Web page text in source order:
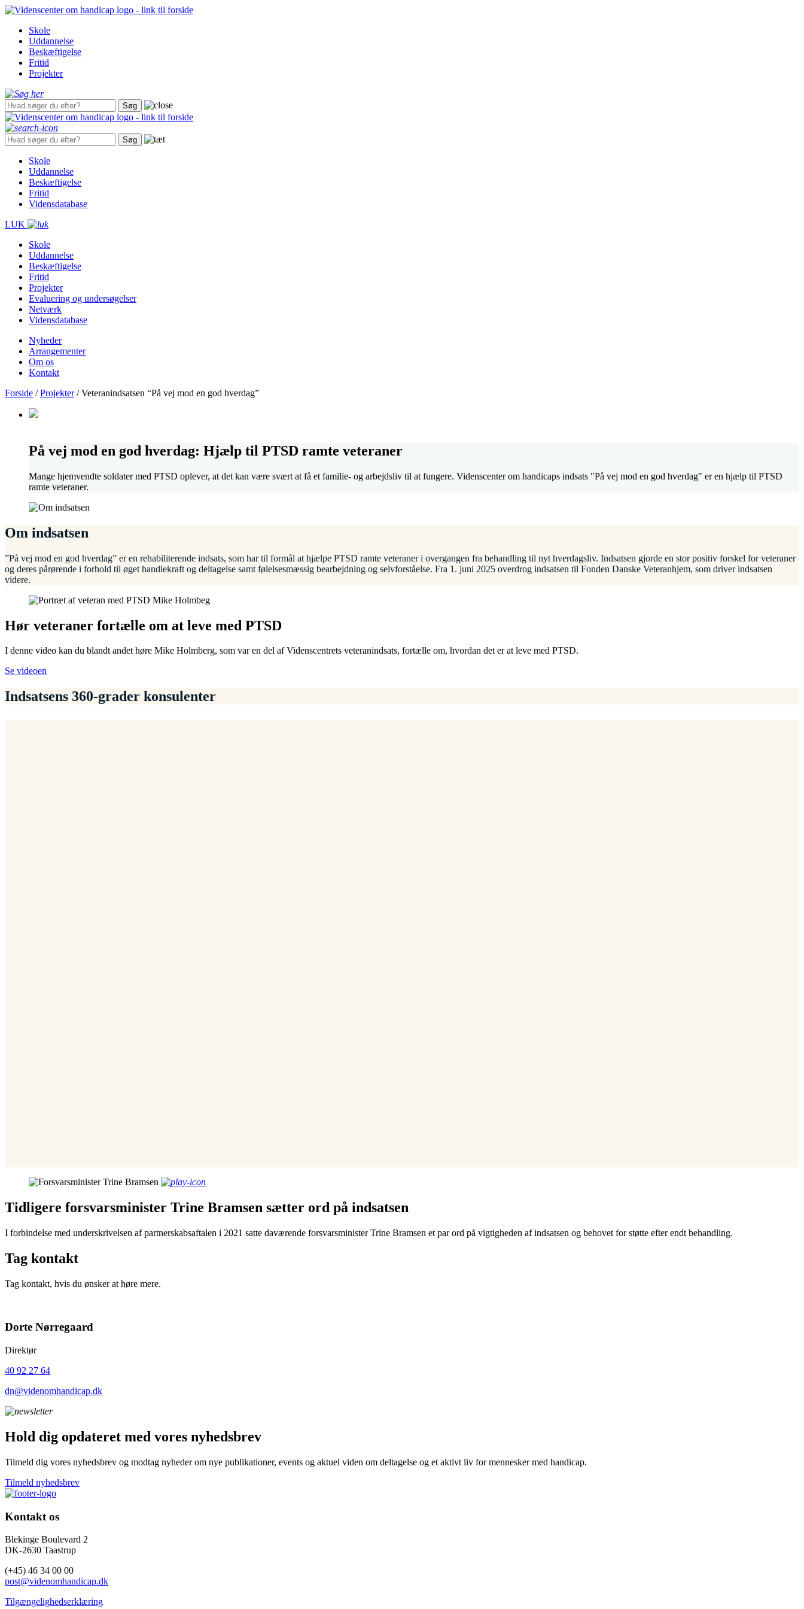
Gå
hovedindhold
Skole
Uddannelse
Beskæftigelse
Fritid
Projekter
Skole
Uddannelse
Beskæftigelse
Fritid
Vidensdatabase
LUK
Skole
Uddannelse
Beskæftigelse
Fritid
Projekter
Evaluering og undersøgelser
Netværk
Vidensdatabase
Nyheder
Arrangementer
Om os
Kontakt
Forside /Projekter/Veteranindsatsen “På vej mod en god hverdag”
På vej mod en god hverdag: Hjælp til PTSD ramte veteraner
Mange hjemvendte soldater med PTSD oplever, at det kan være svært at få et familie- og arbejdsliv til at fungere. Videnscenter om handicaps indsats "På vej mod en god hverdag" er en hjælp til PTSD
ramte veteraner.
Om indsatsen
”På vej mod en god hverdag” er en rehabiliterende indsats, som har til formål at hjælpe PTSD ramte veteraner i overgangen fra behandling til nyt hverdagsliv. Indsatsen gjorde en stor positiv forskel for veteraner
og deres pårørende i forhold til øget handlekraft og deltagelse samt følelsesmæssig bearbejdning og selvforståelse. Fra 1. juni 2025 overdrog indsatsen til Fonden Danske Veteranhjem, som driver indsatsen
videre.
Hør veteraner fortælle om at leve med PTSD
I denne video kan du blandt andet høre Mike Holmberg, som var en del af Videnscentrets veteranindsats, fortælle om, hvordan det er at leve med PTSD.
Se videoen
Indsatsens 360-grader konsulenter
Tidligere forsvarsminister Trine Bramsen sætter ord på indsatsen
I forbindelse med underskrivelsen af partnerskabsaftalen i 2021 satte daværende forsvarsminister Trine Bramsen et par ord på vigtigheden af indsatsen og behovet for støtte efter endt behandling.
Tag kontakt
Tag kontakt, hvis du ønsker at høre mere.
Dorte Nørregaard
Direktør
40 92 27 64
dn@videnomhandicap.dk
Hold dig opdateret med vores nyhedsbrev
Tilmeld dig vores nyhedsbrev og modtag nyheder om nye publikationer, events og aktuel viden om deltagelse og et aktivt liv for mennesker med handicap.
Tilmeld nyhedsbrev
Kontakt os
Blekinge Boulevard 2
DK-2630 Taastrup
(+45) 46 34 00 00
post@videnomhandicap.dk
Tilgængelighedserklæring